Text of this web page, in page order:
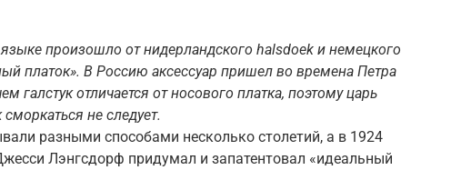
языке произошло от нидерландского halsdoek и немецкого
платок». В Россию аксессуар пришел во времена Петра
галстук отличается от носового платка, поэтому царь
не следует.
разными способами несколько столетий, а в 1924
Лэнгсдорф придумал и запатентовал «идеальный